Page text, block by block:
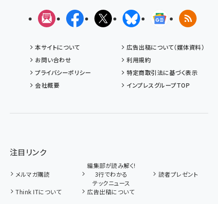
メルマガFacebookX(エックス)BlueskyGoogleニュ
RSS
本サイトについて
広告出稿について（媒体資料）
お問い合わせ
利用規約
プライバシーポリシー
特定商取引法に基づく表示
会社概要
インプレスグループTOP
注目リンク
メルマガ購読
編集部が読み解く!
3行でわかる
テックニュース
読者プレゼント
Think ITについて 広告出稿について